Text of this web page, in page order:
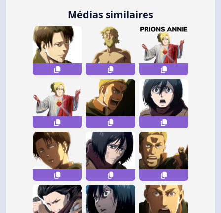
Médias similaires